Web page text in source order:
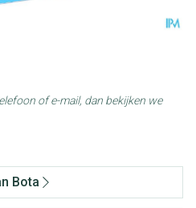
of e-mail, dan bekijken we
Bota